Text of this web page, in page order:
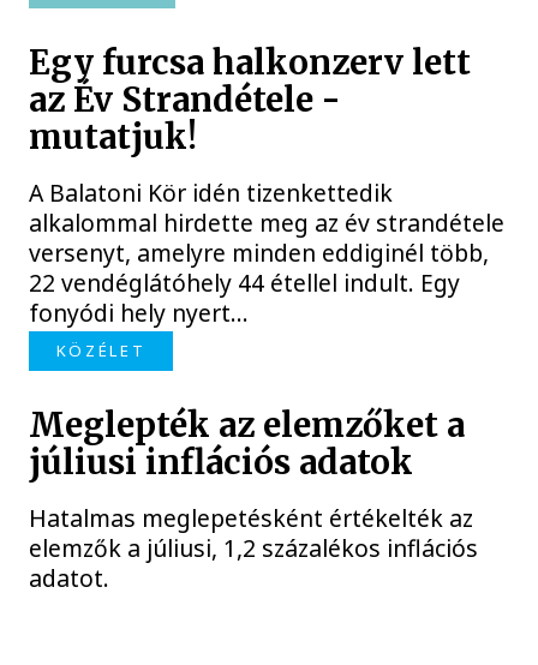
Egy furcsa halkonzerv lett
az Év Strandétele -
mutatjuk!
A Balatoni Kör idén tizenkettedik
alkalommal hirdette meg az év strandétele
versenyt, amelyre minden eddiginél több,
22 vendéglátóhely 44 étellel indult. Egy
fonyódi hely nyert...
KÖZÉLET
Meglepték az elemzőket a
júliusi inflációs adatok
Hatalmas meglepetésként értékelték az
elemzők a júliusi, 1,2 százalékos inflációs
adatot.